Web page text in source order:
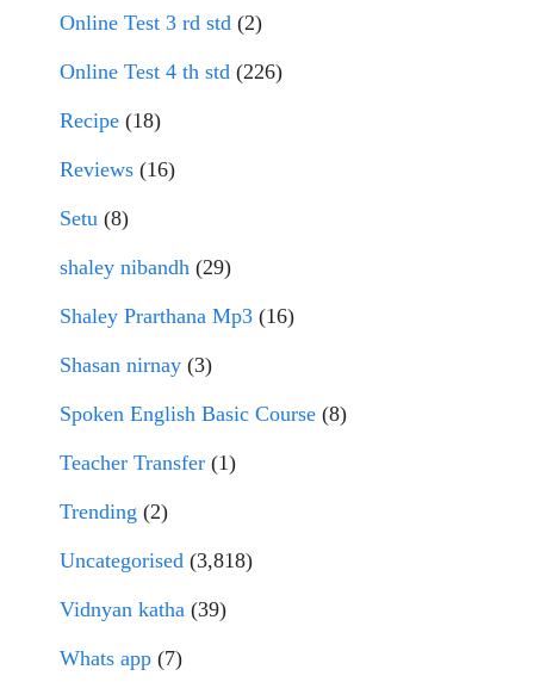
Online Test 3 rd std (2)
Online Test 4 th std (226)
Recipe (18)
Reviews (16)
Setu (8)
shaley nibandh (29)
Shaley Prarthana Mp3 (16)
Shasan nirnay (3)
Spoken English Basic Course (8)
Teacher Transfer (1)
Trending (2)
Uncategorised (3,818)
Vidnyan katha (39)
Whats app (7)